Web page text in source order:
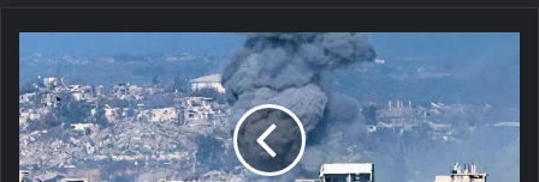
kritik
gün!
Gazze
ateşkesinin
ikinci